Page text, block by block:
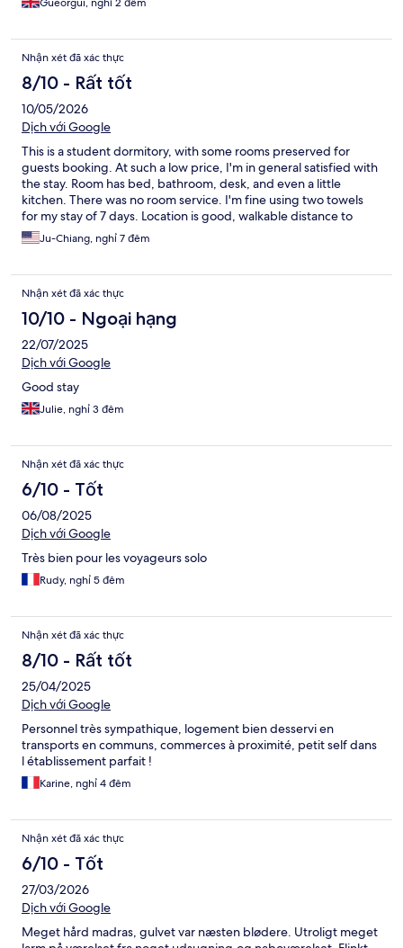
Gueorgui, nghỉ 2 đêm
Nhận xét đã xác thực
8/10 - Rất tốt
10/05/2026
Dịch với Google
This is a student dormitory, with some rooms preserved for
guests booking. At such a low price, I'm in general satisfied with
the stay. Room has bed, bathroom, desk, and even a little
kitchen. There was no room service. I'm fine using two towels
for my stay of 7 days. Location is good, walkable distance to
Barcelona conventional center.
Ju-Chiang, nghỉ 7 đêm
Nhận xét đã xác thực
10/10 - Ngoại hạng
22/07/2025
Dịch với Google
Good stay
Julie, nghỉ 3 đêm
Nhận xét đã xác thực
6/10 - Tốt
06/08/2025
Dịch với Google
Très bien pour les voyageurs solo
Rudy, nghỉ 5 đêm
Nhận xét đã xác thực
8/10 - Rất tốt
25/04/2025
Dịch với Google
Personnel très sympathique, logement bien desservi en
transports en communs, commerces à proximité, petit self dans
l établissement parfait !
Karine, nghỉ 4 đêm
Nhận xét đã xác thực
6/10 - Tốt
27/03/2026
Dịch với Google
Meget hård madras, gulvet var næsten blødere. Utroligt meget